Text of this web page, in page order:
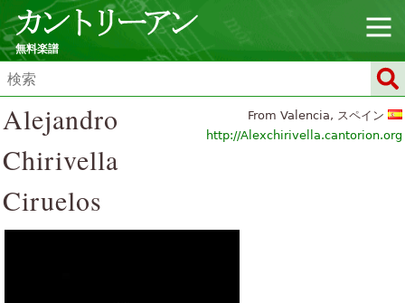
無料楽譜
From Valencia, スペイン
http://Alexchirivella.cantorion.org
Alejandro
Chirivella
Ciruelos